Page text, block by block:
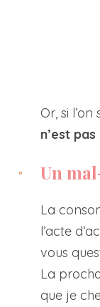
Or, si
n’est
Un
La
l’acte
vous
La
que je